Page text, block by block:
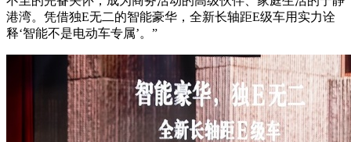
港湾。凭借独E无二的智能豪华，全新长轴距E级车用实力诠
释‘智能不是电动车专属’。”